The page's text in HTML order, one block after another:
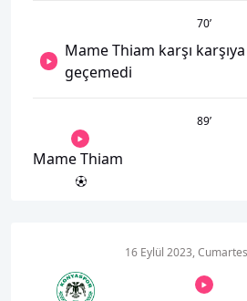
70’
Mame Thiam karşı
geçemedi
89’
Mame Thiam
16 Eylül 2023,